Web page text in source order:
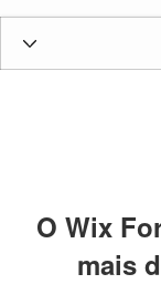
O Wix
mais